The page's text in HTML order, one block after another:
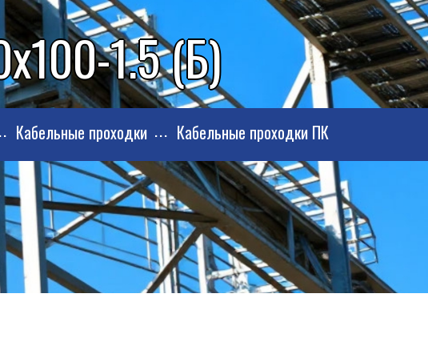
1.5 (Б)
Кабельные проходки Кабельные проходки ПК